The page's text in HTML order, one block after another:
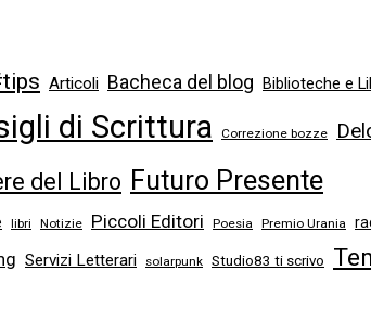
Articoli Bacheca del blog Biblioteche e
di Scrittura Correzione bozze
del Libro Futuro Presente
libri Notizie Piccoli Editori Poesia Premio Urania
Servizi Letterari solarpunk Studio83 ti scrivo